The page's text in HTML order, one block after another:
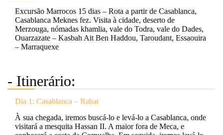
Excursão Marrocos 15 dias – Rota a partir de Casablanca,
Casablanca Meknes fez. Visita à cidade, deserto de
Merzouga, nómadas khamlia, vale do Todra, vale do Dades,
Ouarzazate – Kasbah Ait Ben Haddou, Taroudant, Essaouira
– Marraquexe
- Itinerário:
Dia 1: Casablanca – Rabat
À sua chegada, iremos buscá-lo e levá-lo a Casablanca, onde
visitará a mesquita Hassan II. A maior fora de Meca, e